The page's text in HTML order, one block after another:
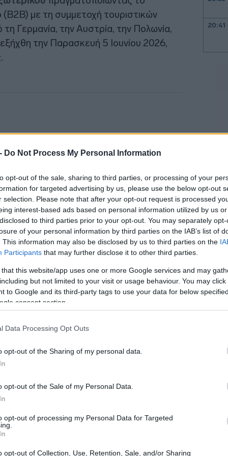
Do Not Process My Personal Information
opt-out of the sale, sharing to third parties, or processing of your
for targeted advertising by us, please use the below opt-out
selection. Please note that after your opt-out request is processed
interest-based ads based on personal information utilized by us
to third parties prior to your opt-out. You may separately
of your personal information by third parties on the IAB’s list of
This information may also be disclosed by us to third parties on the
Participants that may further disclose it to other third parties.
that this website/app uses one or more Google services and may
but not limited to your visit or usage behaviour. You may
to Google and its third-party tags to use your data for below
consent section.
Data Processing Opt Outs
opt-out of the Sharing of my personal data.
opt-out of the Sale of my Personal Data.
opt-out of processing my Personal Data for Targeted
opt-out of Collection, Use, Retention, Sale, and/or Sharing
με τη συμμετοχή τουριστικών
Γερμανία, την Αυστρία, την Πολωνία,
την Παρασκευή 5 Ιουνίου 2026,
μεταξύ εκπροσώπων της
της Περιφέρειας και εντάσσεται σε
με τον οποίο η δράση θα φιλοξενείται
της Περιφέρειας, δίνοντας κάθε
περιοχές να παρουσιάζουν το
και τις επιχειρηματικές τους
τουριστική αγορά.
είχαν την ευκαιρία να
έναν από τους σημαντικότερους
ο ιδρυτής της Delta Evros
περιηγήσεις στην περιοχή,
στρέμματα και κατά 80% ανήκει
αποτελώντας το φυσικό σύνορο
20:41
20:12
19:56
19:55